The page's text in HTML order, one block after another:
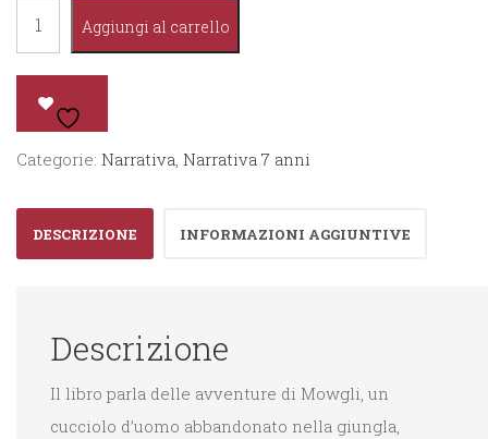
della
giungla
Aggiungi al carrello
Categorie: Narrativa, Narrativa 7 anni
DESCRIZIONE INFORMAZIONI AGGIUNTIVE
Descrizione
Il libro parla delle avventure di Mowgli, un
cucciolo d’uomo abbandonato nella giungla,